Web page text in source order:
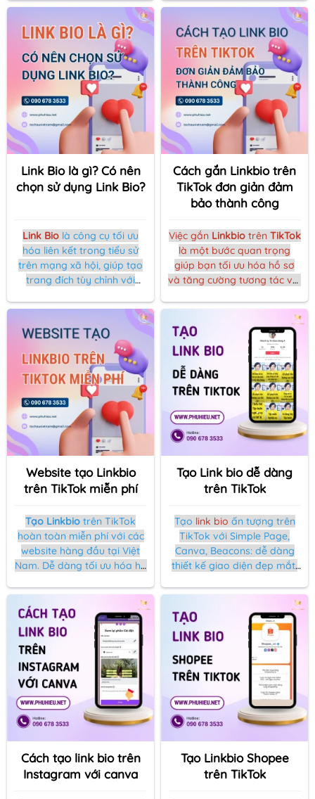
chỉ với vài bước đơn giản.
thu hút người theo dõi hiệu
Link Bio là gì? Có nên
chọn sử dụng Link Bio?
Link Bio là công cụ tối ưu
hóa liên kết trong tiểu sử
trên mạng xã hội, giúp tạo
trang đích tùy chỉnh với
liệu nhấp chuột và tùy chỉnh
giao diện. Hoàn hảo cho
việc chia sẻ nội dung đa
dạng từ một liên kết duy
nhất.
Cách gắn Linkbio trên
TikTok đơn giản đảm
bảo thành công
Việc gắn Linkbiotrên TikTok
là một bước quan trọng
giúp bạn tối ưu hóa hồ sơ
và tăng cường tương tác với
viết này, chúng tôi sẽ hướng
dẫn bạn cách thực hiện một
cách đơn giản và hiệu quả,
đảm bảo thành công ngay
từ lần đầu tiên.
Website tạo Linkbio
trên TikTok miễn phí
Tạo Linkbio trên TikTok
hoàn toàn miễn phí với các
website hàng đầu tại Việt
Nam. Dễ dàng tối ưu hóa hồ
Linkbio.com.vn, Simple
Page, và BioLink.vn.
Tạo Link bio dễ dàng
trên TikTok
Tạo link bio ấn tượng trên
TikTok với Simple Page,
Canva, Beacons: dễ dàng
thiết kế giao diện đẹp mắt,
affiliate chỉ với vài bước đơn
giản. Thu hút người theo dõi
ngay từ cái nhìn đầu tiên!
Cách tạo link bio trên
Instagram với canva
Tạo Linkbio Shopee
trên TikTok